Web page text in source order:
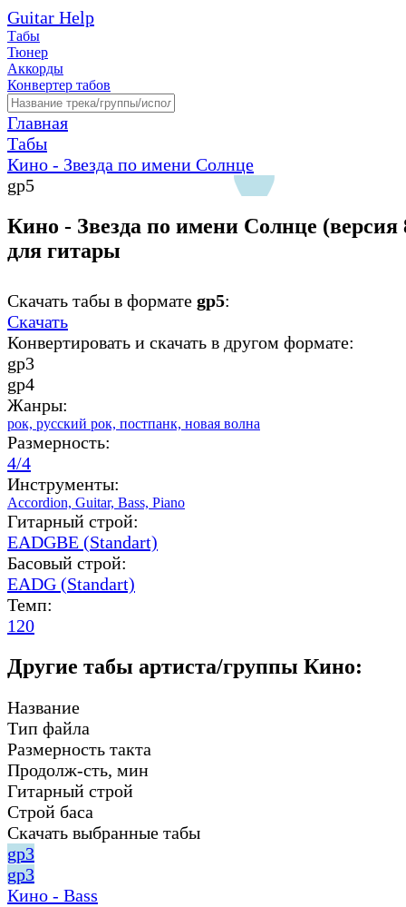
Guitar Help
Табы
Тюнер
Аккорды
Конвертер табов
Главная
Табы
Кино - Звезда по имени Солнце
gp5
Кино - Звезда по имени Солнце (версия
для гитары
Скачать табы в формате gp5:
Скачать
Конвертировать и скачать в другом формате:
gp3
gp4
Жанры:
рок, русский рок, постпанк, новая волна
Размерность:
4/4
Инструменты:
Accordion, Guitar, Bass, Piano
Гитарный строй:
EADGBE (Standart)
Басовый строй:
EADG (Standart)
Темп:
120
Другие табы артиста/группы Кино:
Название
Тип файла
Размерность такта
Продолж-сть, мин
Гитарный строй
Строй баса
Скачать выбранные табы
gp3
gp3
Кино - Bass